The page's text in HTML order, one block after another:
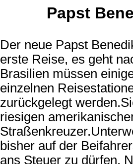
Papst
Der neue Papst
erste Reise, es geht
Brasilien müssen
einzelnen
zurückgelegt
riesigen
bisher auf der
ans Steuer zu dürfen.